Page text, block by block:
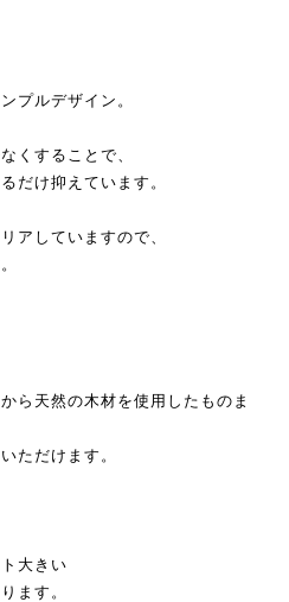
プルデザイン。
くすることで、
だけ抑えています。
アしていますので、
ら天然の木材を使用したものま
ただけます。
大きい
ます。